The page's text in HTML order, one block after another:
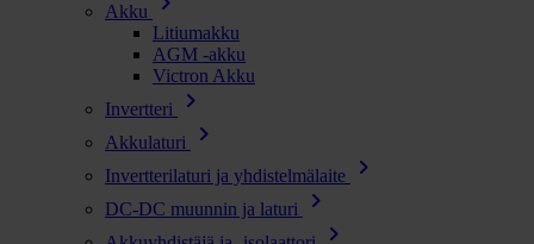
Akku
Litiumakku
AGM -akku
Victron Akku
Invertteri
chevron_right
Akkulaturi chevron_right
Invertterilaturi ja yhdistelmälaite chevron_right
DC-DC muunnin ja laturi chevron_right
chevron_right